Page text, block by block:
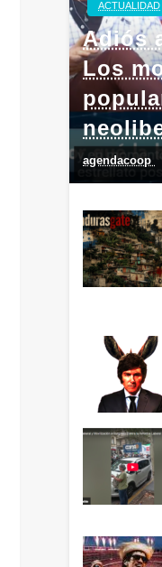
ACTUALIDAD
Adiós
Los
agendacoop